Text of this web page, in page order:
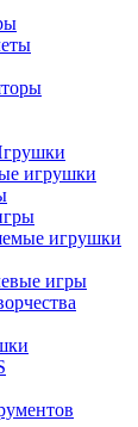
игрушки
игрушки
игры